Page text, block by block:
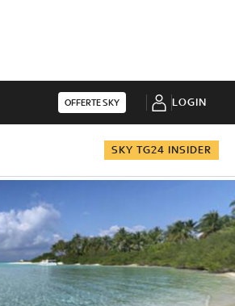
OFFERTE SKY LOGIN
SKY TG24 INSIDER